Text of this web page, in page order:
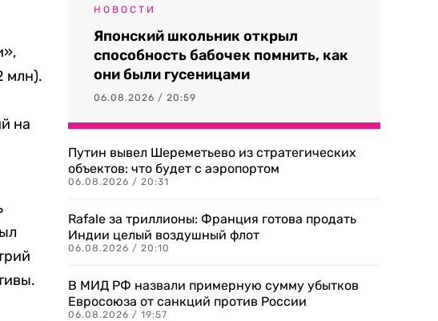
млн).
на
НОВОСТИ
Японский школьник открыл
способность бабочек помнить, как
они были гусеницами
06.08.2026 / 20:59
Путин вывел Шереметьево из стратегических
объектов: что будет с аэропортом
06.08.2026 / 20:31
Rafale за триллионы: Франция готова продать
Индии целый воздушный флот
06.08.2026 / 20:10
В МИД РФ назвали примерную сумму убытков
Евросоюза от санкций против России
06.08.2026 / 19:57